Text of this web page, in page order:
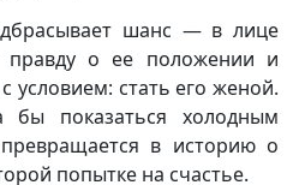
шанс — в лице
правду о ее положении и
условием: стать его женой.
бы показаться холодным
в историю о
попытке на счастье.